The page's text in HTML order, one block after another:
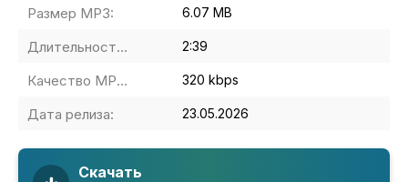
Размер MP3: 6.07 MB
Длительность MP3: 2:39
Качество MP3: 320 kbps
Дата релиза: 23.05.2026
Скачать